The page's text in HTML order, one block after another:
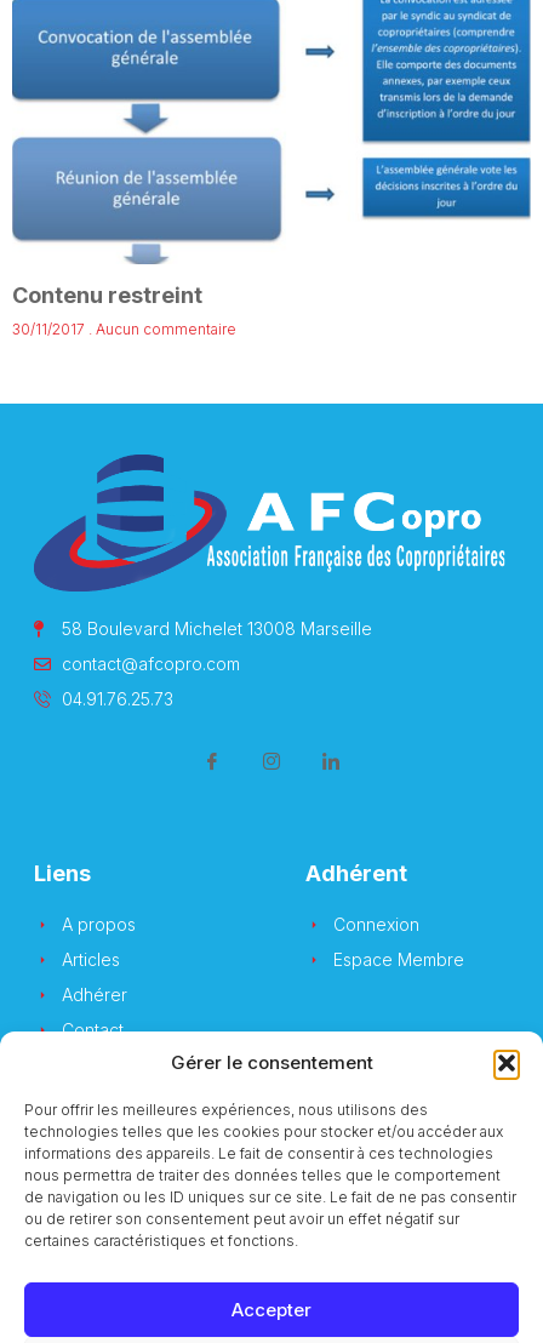
Gérer le consentement
Pour offrir les meilleures expériences, nous utilisons des
technologies telles que les cookies pour stocker et/ou accéder aux
informations des appareils. Le fait de consentir à ces technologies
nous permettra de traiter des données telles que le comportement
de navigation ou les ID uniques sur ce site. Le fait de ne pas consentir
ou de retirer son consentement peut avoir un effet négatif sur
certaines caractéristiques et fonctions.
Accepter
Contenu restreint
30/11/2017 Aucun commentaire
58 Boulevard Michelet 13008 Marseille
contact@afcopro.com
04.91.76.25.73
Liens
A propos
Articles
Adhérer
Contact
Adhérent
Connexion
Espace Membre
Newsletter
Vous souhaitez suivre notre actualité ?
S'inscrire